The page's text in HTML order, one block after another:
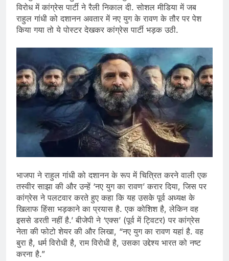
विरोध में कांग्रेस पार्टी ने रैली निकाल दी. सोशल मीडिया में जब
राहुल गांधी को दशानन अवतार में नए युग के रावण के तौर पर पेश
किया गया तो ये पोस्टर देखकर कांग्रेस पार्टी भड़क उठी.
भाजपा ने राहुल गांधी को दशानन के रूप में चित्रित करने वाली एक
तस्वीर साझा की और उन्हें ‘नए युग का रावण’ करार दिया, जिस पर
कांग्रेस ने पलटवार करते हुए कहा कि यह उसके पूर्व अध्यक्ष के
खिलाफ हिंसा भड़काने का प्रयास है. एक कोशिश है, लेकिन वह
इससे डरती नहीं है.’ बीजेपी ने ‘एक्स’ (पूर्व में ट्विटर) पर कांग्रेस
नेता की फोटो शेयर की और लिखा, “नए युग का रावण यहां है. वह
बुरा है, धर्म विरोधी है, राम विरोधी है, उसका उद्देश्य भारत को नष्ट
करना है.”